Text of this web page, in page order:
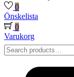
0
Önskelista
0
Varukorg
Search
for:>